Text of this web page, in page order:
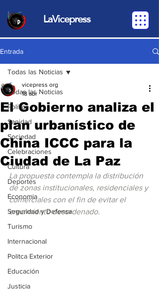
LaVicepress
Entrada
Todas las Noticias
Política
Sanidad
Sociedad
Celebraciones
Cultura
Deportes
Economia
Seguridad y Defensa
Turismo
Internacional
Politca Exterior
Educación
Justicia
Todas las Noticias
El Gobierno analiza el
plan urbanístico de
China ICCC para la
Ciudad de La Paz
vicepress org
18 abr
La propuesta contempla la distribución
de zonas institucionales, residenciales y
comerciales con el fin de evitar el
crecimiento desordenado.